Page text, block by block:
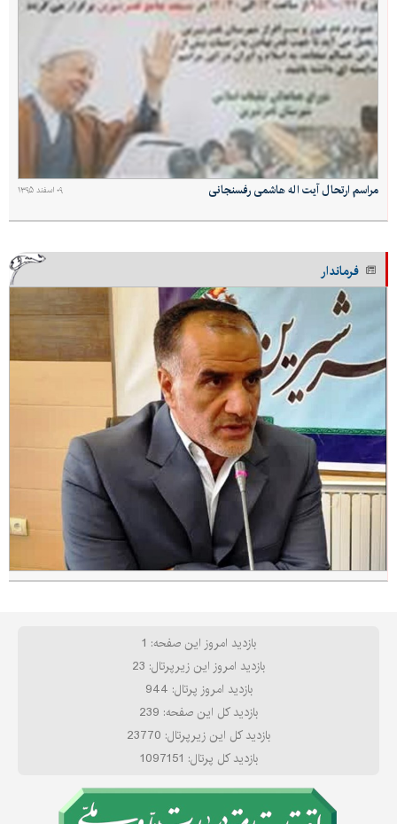
۰۹ اسفند ۱۳۹۵ مراسم ارتحال آیت اله هاشمی رفسنجانی
فرماندار
بازدید امروز این صفحه: 1
بازدید امروز این زیرپرتال: 23
بازدید امروز پرتال: 944
بازدید کل این صفحه: 239
بازدید کل این زیرپرتال: 23770
بازدید کل پرتال: 1097151